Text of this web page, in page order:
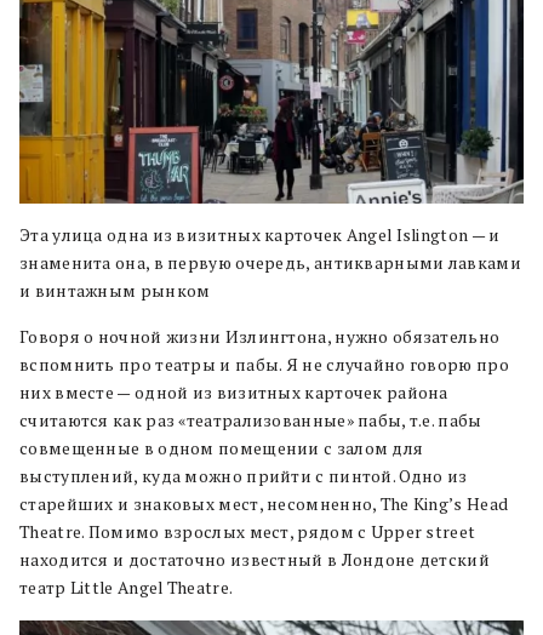
Эта улица одна из визитных карточек Angel Islington — и
знаменита она, в первую очередь, антикварными лавками
и винтажным рынком
Говоря о ночной жизни Излингтона, нужно обязательно
вспомнить про театры и пабы. Я не случайно говорю про
них вместе — одной из визитных карточек района
считаются как раз «театрализованные» пабы, т.е. пабы
совмещенные в одном помещении с залом для
выступлений, куда можно прийти с пинтой. Одно из
старейших и знаковых мест, несомненно, The King’s Head
Theatre. Помимо взрослых мест, рядом с Upper street
находится и достаточно известный в Лондоне детский
театр Little Angel Theatre.